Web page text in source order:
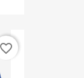
favorite_border